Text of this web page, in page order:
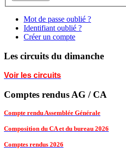
Mot de passe oublié ?
Identifiant oublié ?
Créer un compte
Les circuits du dimanche
Voir les circuits
Comptes rendus AG / CA
Compte rendu Assemblée Générale
Composition du CA et du bureau 2026
Comptes rendus 2026